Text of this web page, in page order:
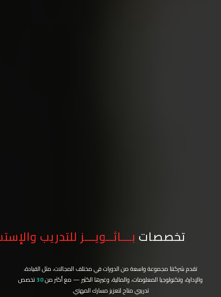
تخصصات بـــاثــويـــز للتدريب
تقدم شركتنا مجموعة واسعة من الدورات في مختلف المجالات، مثل القيادة،
والإدارة، وتكنولوجيا المعلومات، والمالية، وغيرها الكثير — مع أكثر من30تخصص
تدريبي متاح لتعزيز مسارك المهني.